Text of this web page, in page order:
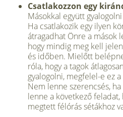
Csatlakozzon egy
Másokkal együtt
Ha csatlakozik egy ilyen
átragadhat Önre a mások
hogy mindig meg kell
és időben. Mielőtt
róla, hogy a tagok
gyalogolni, megfelel-e ez
Nem lenne szerencsés,
lenne a következő
megtett félórás sétákhoz